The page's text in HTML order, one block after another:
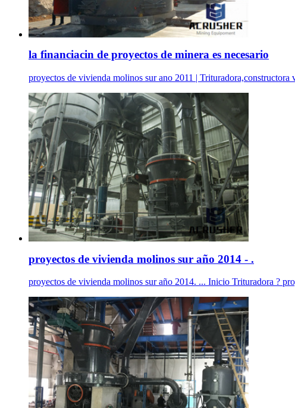
la financiacin de proyectos de minera es necesario
proyectos de vivienda molinos sur ano 2011 |
proyectos de vivienda molinos sur año 2014 - .
proyectos de vivienda molinos sur año 2014. ... Inicio Trituradora ?